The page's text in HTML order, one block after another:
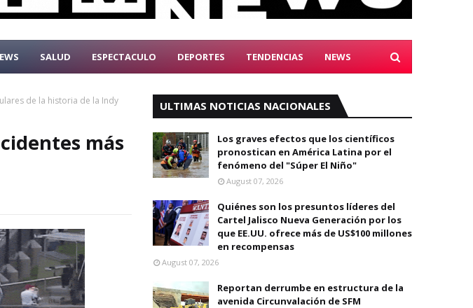
SALUD ESPECTACULO DEPORTES TENDENCIAS NEWS
de la historia de la Indy
más
ULTIMAS NOTICIAS NACIONALES
Los graves efectos que los científicos
pronostican en América Latina por el
fenómeno del "Súper El Niño"
August 07, 2026
Quiénes son los presuntos líderes del
Cartel Jalisco Nueva Generación por los
que EE.UU. ofrece más de US$100 millones
en recompensas
August 07, 2026
Reportan derrumbe en estructura de la
avenida Circunvalación de SFM